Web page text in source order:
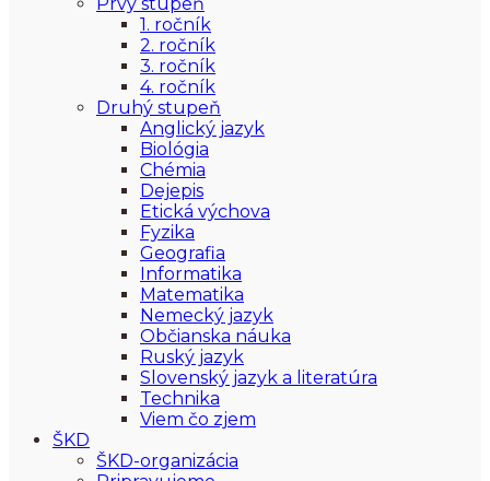
1. ročník
2. ročník
3. ročník
4. ročník
Druhý stupeň
Anglický jazyk
Biológia
Chémia
Dejepis
Etická výchova
Fyzika
Geografia
Informatika
Matematika
Nemecký jazyk
Občianska náuka
Ruský jazyk
Slovenský jazyk a literatúra
Technika
Viem čo zjem
ŠKD
ŠKD-organizácia